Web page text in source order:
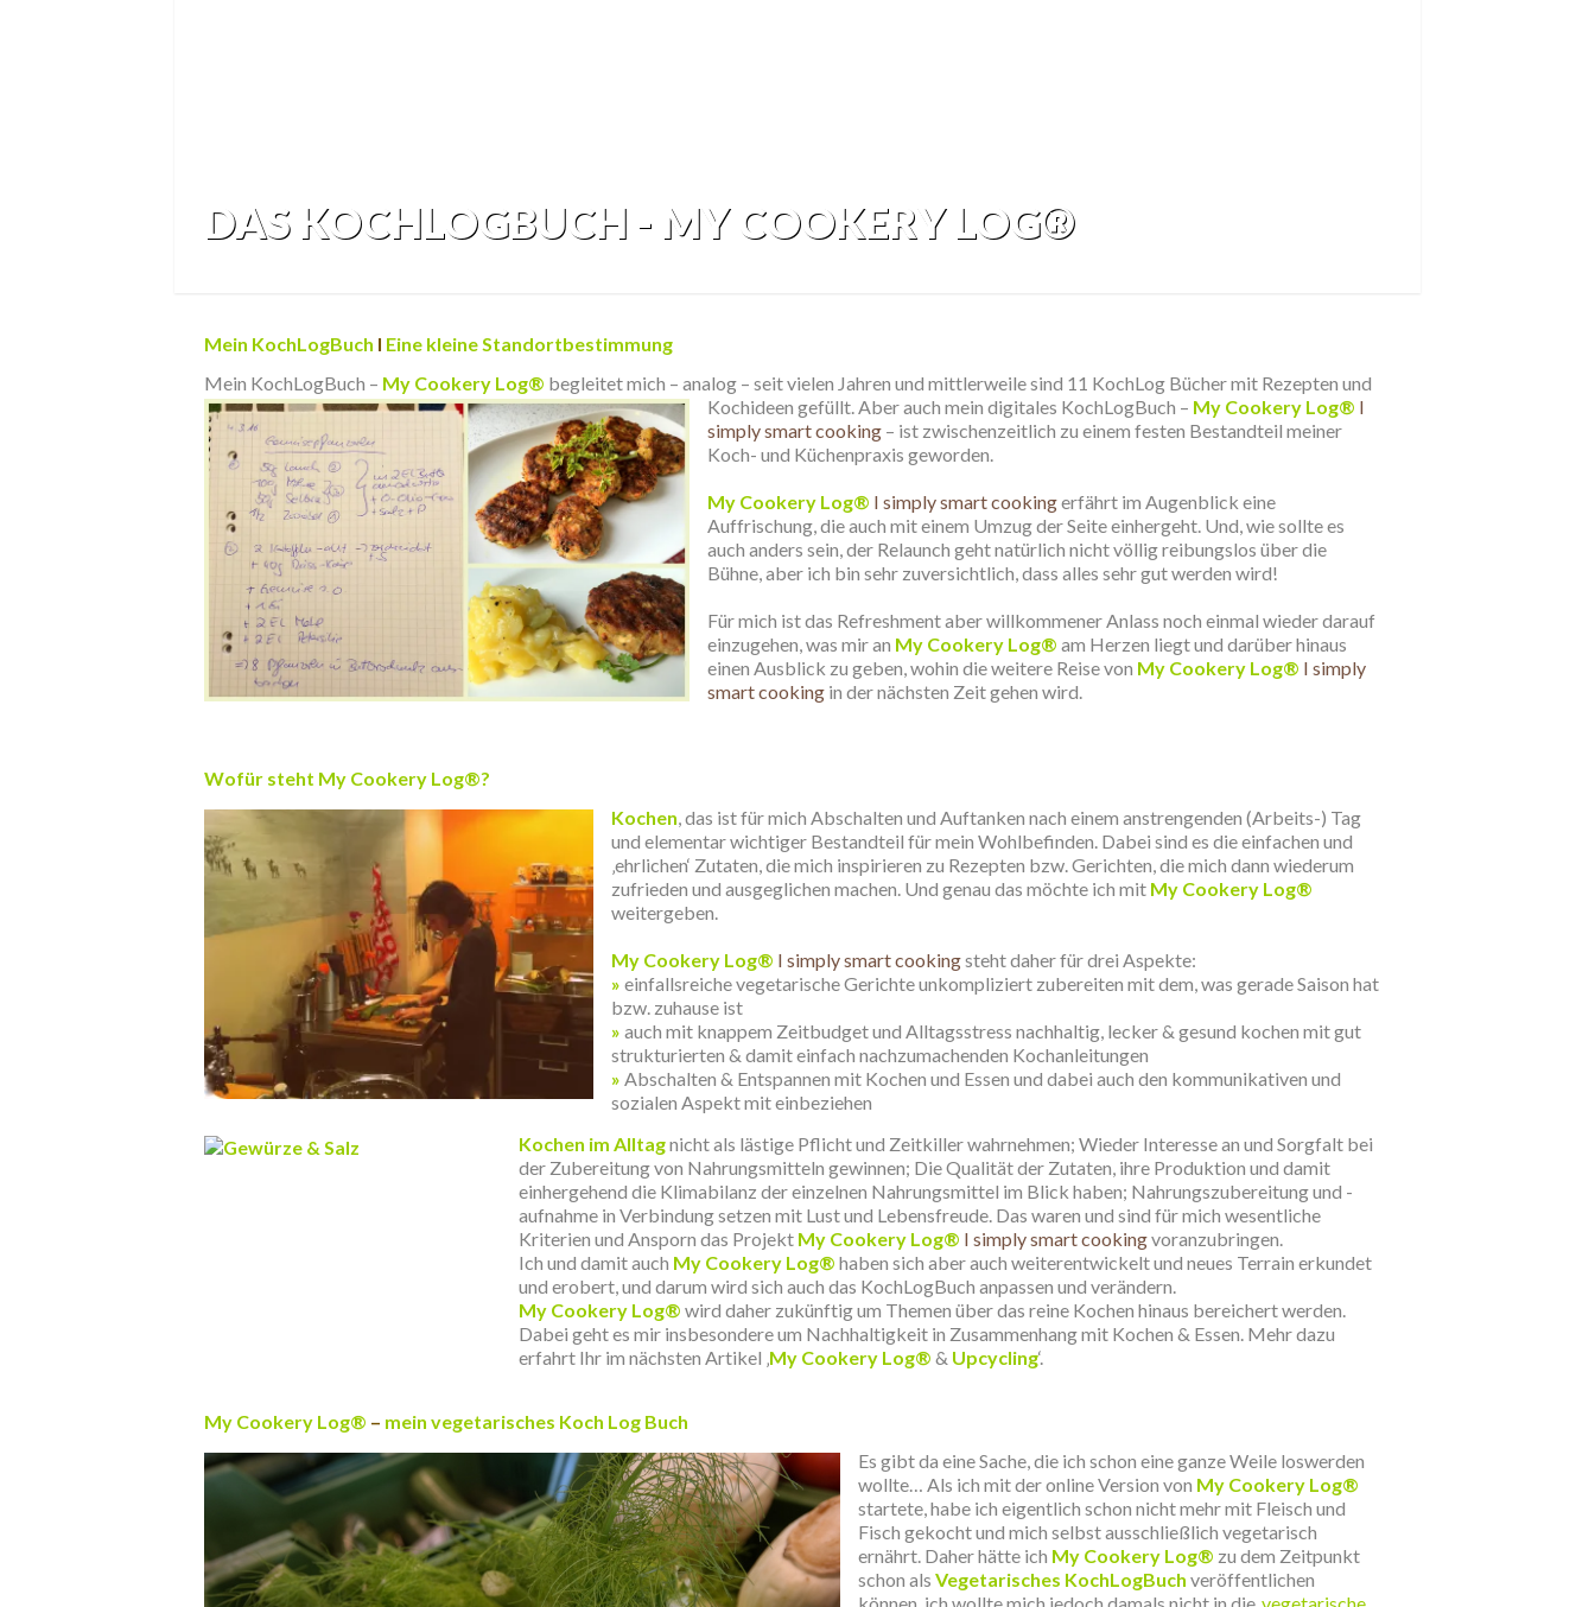
DAS KOCHLOGBUCH - MY COOKERY LOG®
Mein KochLogBuch I Eine kleine Standortbestimmung
Mein KochLogBuch – My Cookery Log® begleitet mich – analog – seit vielen Jahren und mittlerweile sind 11 KochLog Büchermit Rezepten und
Kochideen gefüllt.Aber auch mein digitales KochLogBuch – My Cookery Log® I
simply smart cooking – ist zwischenzeitlich zu einem festen Bestandteil meiner
Koch- und Küchenpraxis geworden.
My Cookery Log® I simply smart cookingerfährt im Augenblick eine
Auffrischung, die auch mit einem Umzug der Seite einhergeht. Und, wie sollte es
auch anders sein, der Relaunch geht natürlich nicht völlig reibungslos über die
Bühne, aber ich bin sehr zuversichtlich, dass alles sehr gut werden wird!
Für mich ist das Refreshment aber willkommener Anlass noch einmal wieder darauf
einzugehen, was mir an My Cookery Log® am Herzen liegt und darüber hinaus
einen Ausblick zu geben, wohin die weitere Reise von My Cookery Log® I simply
smart cooking in der nächsten Zeit gehen wird.
Wofür steht My Cookery Log®?
Kochen, das ist für mich Abschalten und Auftanken nach einem anstrengenden (Arbeits-) Tag
und elementar wichtiger Bestandteil für mein Wohlbefinden. Dabei sind es die einfachen und
‚ehrlichen‘ Zutaten, die mich inspirieren zu Rezepten bzw. Gerichten, die mich dann wiederum
zufrieden und ausgeglichen machen. Und genau das möchte ich mit My Cookery Log®
weitergeben.
My Cookery Log® I simply smart cookingsteht daher für drei Aspekte:
» einfallsreiche vegetarische Gerichte unkompliziert zubereiten mit dem, was gerade Saison hat
bzw. zuhause ist
» auch mit knappem Zeitbudget und Alltagsstress nachhaltig, lecker & gesund kochen mit gut
strukturierten & damit einfach nachzumachenden Kochanleitungen
» Abschalten & Entspannen mit Kochen und Essen und dabei auch den kommunikativen und
sozialen Aspekt mit einbeziehen
Kochen im Alltagnicht als lästige Pflicht und Zeitkiller wahrnehmen; Wieder Interesse an und Sorgfalt bei
der Zubereitung von Nahrungsmitteln gewinnen; Die Qualität der Zutaten, ihre Produktion und damit
einhergehend die Klimabilanz der einzelnen Nahrungsmittel im Blick haben; Nahrungszubereitung und -
aufnahme in Verbindung setzen mit Lust und Lebensfreude. Das waren und sind für mich wesentliche
Kriterien und Ansporn das Projekt My Cookery Log® I simply smart cookingvoranzubringen.
Ich und damit auch My Cookery Log® haben sich aber auch weiterentwickelt und neues Terrain erkundet
und erobert, und darum wird sich auch das KochLogBuch anpassen und verändern.
My Cookery Log® wird daher zukünftig um Themen über das reine Kochen hinaus bereichert werden.
Dabei geht es mir insbesondere um Nachhaltigkeit in Zusammenhang mit Kochen & Essen. Mehr dazu
erfahrt Ihr im nächsten Artikel ‚My Cookery Log® & Upcycling‘.
My Cookery Log® – mein vegetarisches Koch Log Buch
Es gibt da eine Sache, die ich schon eine ganze Weile loswerden
wollte… Als ich mit der online Version von My Cookery Log®
startete, habe ich eigentlich schon nicht mehr mit Fleisch und
Fisch gekocht und mich selbst ausschließlich vegetarisch
ernährt. Daher hätte ich My Cookery Log® zu dem Zeitpunkt
schon als Vegetarisches KochLogBuch veröffentlichen